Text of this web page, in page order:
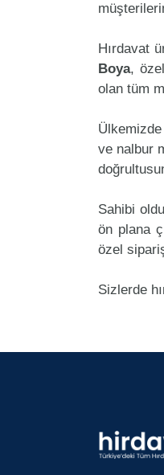
Hırdavat
Boya,
olan tüm
ve nalbur
Sahibi
ön plana
özel
Sizlerde